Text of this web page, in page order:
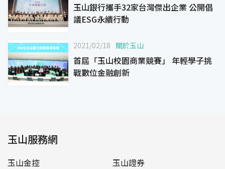
玉山銀行攜手32家台灣傑出企業 公開倡
議ESG永續行動
2021/02/18 關於玉山
首屆「玉山校園商業競賽」 年輕學子挑
戰數位金融創新
玉山服務網
玉山金控
玉山證券